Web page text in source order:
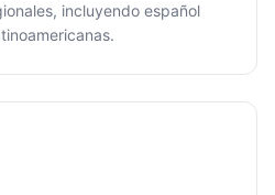
incluyendo español